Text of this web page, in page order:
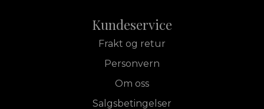
Kundeservice
Frakt og retur
Personvern
Om oss
Salgsbetingelser